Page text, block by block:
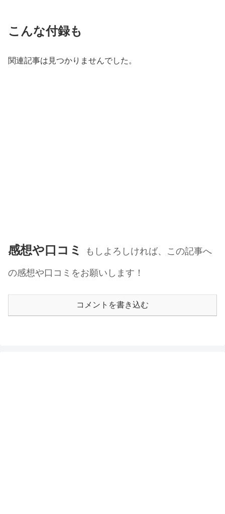
こんな付録も
関連記事は見つかりませんでした。
感想や口コミ
もしよろしければ、この記事へ
の感想や口コミをお願いします！
コメントを書き込む